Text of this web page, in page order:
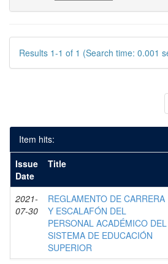
Results 1-1 of 1 (Search time: 0.001
Item hits:
Issue
Date
Title
2021-
07-30
REGLAMENTO DE CARRERA
Y ESCALAFÓN DEL
PERSONAL ACADÉMICO DEL
SISTEMA DE EDUCACIÓN
SUPERIOR